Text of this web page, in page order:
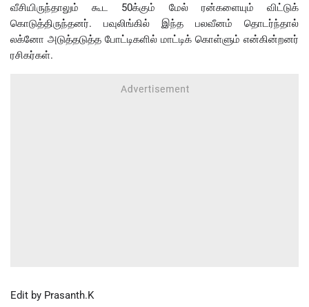
வீசியிருந்தாலும் கூட 50க்கும் மேல் ரன்களையும் விட்டுக்
கொடுத்திருந்தனர். பவுலிங்கில் இந்த பலவீனம் தொடர்ந்தால்
லக்னோ அடுத்தடுத்த போட்டிகளில் மாட்டிக் கொள்ளும் என்கின்றனர்
ரசிகர்கள்.
Edit by Prasanth.K